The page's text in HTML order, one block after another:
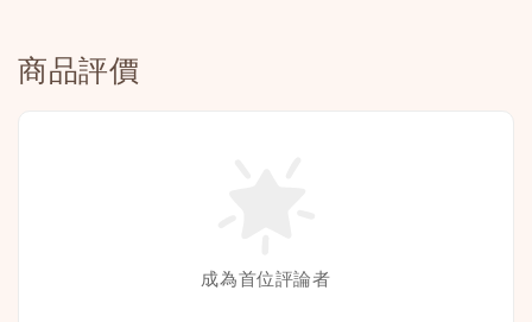
商品評價
成為首位評論者